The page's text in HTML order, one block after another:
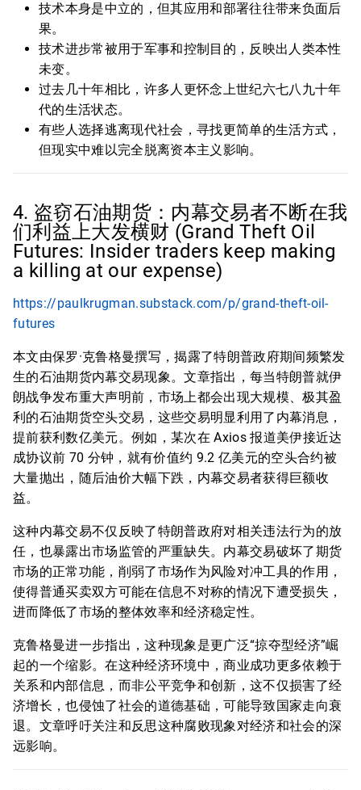
技术本身是中立的，但其应用和部署往往带来负面后
果。
技术进步常被用于军事和控制目的，反映出人类本性
未变。
过去几十年相比，许多人更怀念上世纪六七八九十年
代的生活状态。
有些人选择逃离现代社会，寻找更简单的生活方式，
但现实中难以完全脱离资本主义影响。
4. 盗窃石油期货：内幕交易者不断在我
们利益上大发横财 (Grand Theft Oil
Futures: Insider traders keep making
a killing at our expense)
https://paulkrugman.substack.com/p/grand-theft-oil-
futures
本文由保罗·克鲁格曼撰写，揭露了特朗普政府期间频繁发
生的石油期货内幕交易现象。文章指出，每当特朗普就伊
朗战争发布重大声明前，市场上都会出现大规模、极其盈
利的石油期货空头交易，这些交易明显利用了内幕消息，
提前获利数亿美元。例如，某次在 Axios 报道美伊接近达
成协议前 70 分钟，就有价值约 9.2 亿美元的空头合约被
大量抛出，随后油价大幅下跌，内幕交易者获得巨额收
益。
这种内幕交易不仅反映了特朗普政府对相关违法行为的放
任，也暴露出市场监管的严重缺失。内幕交易破坏了期货
市场的正常功能，削弱了市场作为风险对冲工具的作用，
使得普通买卖双方可能在信息不对称的情况下遭受损失，
进而降低了市场的整体效率和经济稳定性。
克鲁格曼进一步指出，这种现象是更广泛“掠夺型经济”崛
起的一个缩影。在这种经济环境中，商业成功更多依赖于
关系和内部信息，而非公平竞争和创新，这不仅损害了经
济增长，也侵蚀了社会的道德基础，可能导致国家走向衰
退。文章呼吁关注和反思这种腐败现象对经济和社会的深
远影响。